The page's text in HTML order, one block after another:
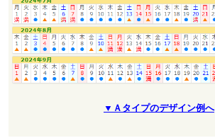
▼Ａタイプのデザイン例へ